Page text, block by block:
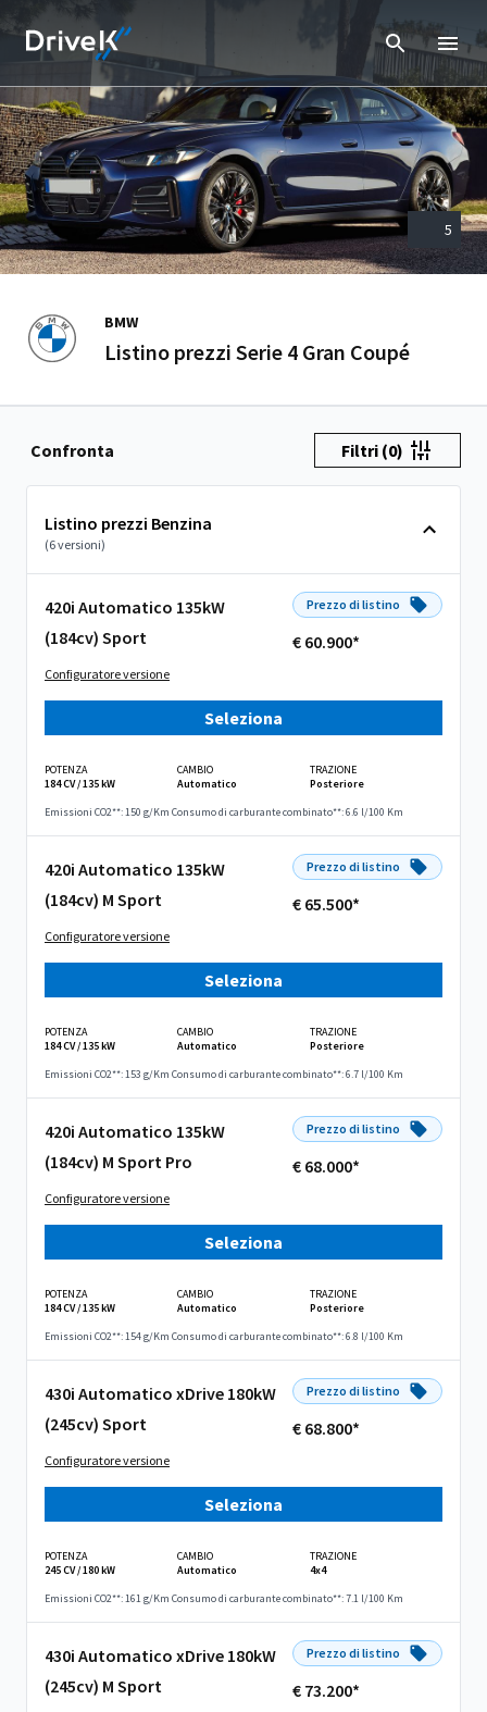
5
BMW
Listino prezzi Serie 4 Gran Coupé
Confronta Filtri (0)
Listino prezzi Benzina
(6 versioni)
420i Automatico 135kW
(184cv) Sport
Configuratore versione
Prezzo di listino
€ 60.900*
Seleziona
POTENZA
184 CV / 135 kW
CAMBIO
Automatico
TRAZIONE
Posteriore
Emissioni CO2**: 150 g/Km Consumo di carburante combinato**: 6.6 l/100 Km
420i Automatico 135kW
(184cv) M Sport
Configuratore versione
Prezzo di listino
€ 65.500*
Seleziona
POTENZA
184 CV / 135 kW
CAMBIO
Automatico
TRAZIONE
Posteriore
Emissioni CO2**: 153 g/Km Consumo di carburante combinato**: 6.7 l/100 Km
420i Automatico 135kW
(184cv) M Sport Pro
Configuratore versione
Prezzo di listino
€ 68.000*
Seleziona
POTENZA
184 CV / 135 kW
CAMBIO
Automatico
TRAZIONE
Posteriore
Emissioni CO2**: 154 g/Km Consumo di carburante combinato**: 6.8 l/100 Km
430i Automatico xDrive 180kW
(245cv) Sport
Configuratore versione
Prezzo di listino
€ 68.800*
Seleziona
POTENZA
245 CV / 180 kW
CAMBIO
Automatico
TRAZIONE
4x4
Emissioni CO2**: 161 g/Km Consumo di carburante combinato**: 7.1 l/100 Km
430i Automatico xDrive 180kW
(245cv) M Sport
Prezzo di listino
€ 73.200*